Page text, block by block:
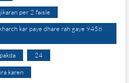
per 2 faisle
kar paye dhare rah gaye 9458
24
karen